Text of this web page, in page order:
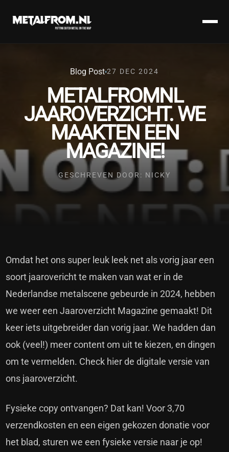
Blog Post 27 DEC 2024
METALFROMNL
JAAROVERZICHT. WE
MAAKTEN EEN
MAGAZINE!
GESCHREVEN DOOR: NICKY
Omdat het ons super leuk leek net als vorig jaar een
soort jaarovericht te maken van wat er in de
Nederlandse metalscene gebeurde in 2024, hebben
we weer een Jaaroverzicht Magazine gemaakt! Dit
keer iets uitgebreider dan vorig jaar. We hadden dan
ook (veel!) meer content om uit te kiezen, en dingen
om te vermelden. Check hier de digitale versie van
ons jaaroverzicht.
Fysieke copy ontvangen? Dat kan! Voor 3,70
verzendkosten en een eigen gekozen donatie voor
het blad, sturen we een fysieke versie naar je op!